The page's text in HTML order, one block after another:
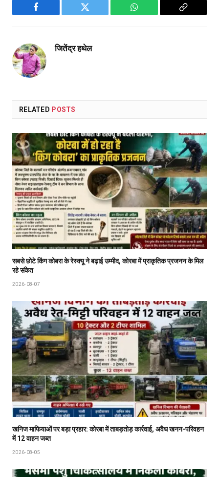
Facebook Twitter WhatsApp
Copy
जितेंद्र हथेल
RELATED POSTS
सबसे छोटे किंग कोबरा के रेस्क्यू ने बढ़ाई उम्मीद, कोरबा में प्राकृतिक प्रजनन के मिल
रहे संकेत
2026-08-07
खनिज माफियाओं पर बड़ा प्रहार: कोरबा में ताबड़तोड़ कार्रवाई, अवैध खनन-परिवहन
में 12 वाहन जब्त
2026-08-05